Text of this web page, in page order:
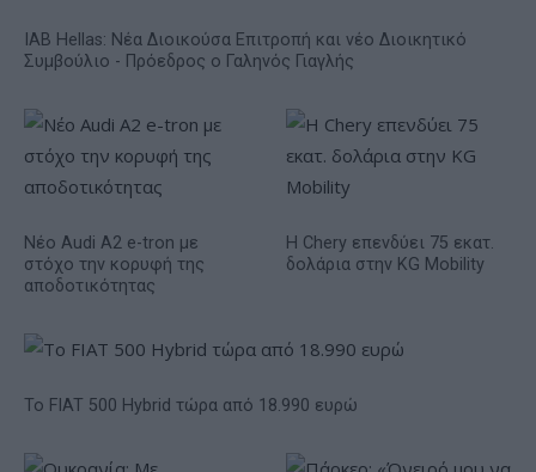
IAB Hellas: Νέα Διοικούσα Επιτροπή και νέο Διοικητικό
Συμβούλιο - Πρόεδρος ο Γαληνός Γιαγλής
Νέο Audi A2 e-tron με
στόχο την κορυφή της
αποδοτικότητας
Η Chery επενδύει 75 εκατ.
δολάρια στην KG Mobility
Το FIAT 500 Hybrid τώρα από 18.990 ευρώ